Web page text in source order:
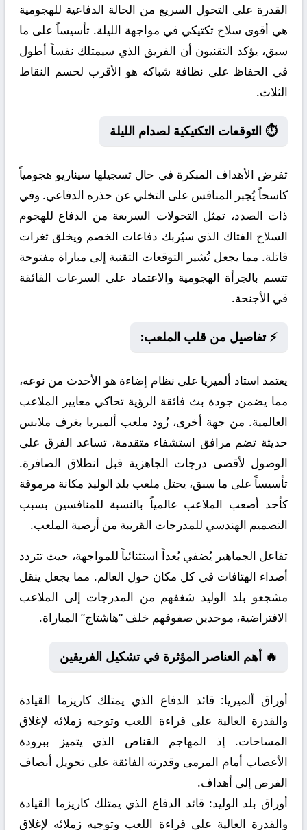
القدرة على التحول السريع من الحالة الدفاعية للهجومية
هي أقوى سلاح تكتيكي في مواجهة الليلة. تأسيساً على ما
سبق، يؤكد التقنيون أن الفريق الذي سيمتلك نفساً أطول
في الحفاظ على نظافة شباكه هو الأقرب لحسم النقاط
الثلاث.
⏱️ التوقعات التكتيكية لصدام الليلة
تفرض الأهداف المبكرة في حال تسجيلها سيناريو هجومياً
كاسحاً يُجبر المنافس على التخلي عن حذره الدفاعي. وفي
ذات الصدد، تمثل التحولات السريعة من الدفاع للهجوم
السلاح الفتاك الذي سيُربك دفاعات الخصم ويخلق ثغرات
قاتلة. مما يجعل تُشير التوقعات التقنية إلى مباراة مفتوحة
تتسم بالجرأة الهجومية والاعتماد على السرعات الفائقة
في الأجنحة.
⚡ تفاصيل من قلب الملعب:
يعتمد استاد ألميريا على نظام إضاءة هو الأحدث من نوعه،
مما يضمن جودة بث فائقة الرؤية تحاكي معايير الملاعب
العالمية. من جهة أخرى، زُود ملعب ألميريا بغرف ملابس
حديثة تضم مرافق استشفاء متقدمة، تساعد الفرق على
الوصول لأقصى درجات الجاهزية قبل انطلاق الصافرة.
تأسيساً على ما سبق، يحتل ملعب بلد الوليد مكانة مرموقة
كأحد أصعب الملاعب عالمياً بالنسبة للمنافسين بسبب
التصميم الهندسي للمدرجات القريبة من أرضية الملعب.
تفاعل الجماهير يُضفي بُعداً استثنائياً للمواجهة، حيث تتردد
أصداء الهتافات في كل مكان حول العالم. مما يجعل ينقل
مشجعو بلد الوليد شغفهم من المدرجات إلى الملاعب
الافتراضية، موحدين صفوفهم خلف “هاشتاج” المباراة.
🔥 أهم العناصر المؤثرة في تشكيل الفريقين
أوراق ألميريا: قائد الدفاع الذي يمتلك كاريزما القيادة
والقدرة العالية على قراءة اللعب وتوجيه زملائه لإغلاق
المساحات. إذ المهاجم القناص الذي يتميز ببرودة
الأعصاب أمام المرمى وقدرته الفائقة على تحويل أنصاف
الفرص إلى أهداف.
أوراق بلد الوليد: قائد الدفاع الذي يمتلك كاريزما القيادة
والقدرة العالية على قراءة اللعب وتوجيه زملائه لإغلاق